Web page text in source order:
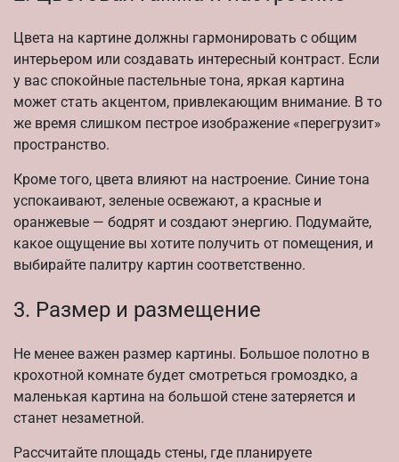
Цвета на картине должны гармонировать с общим
интерьером или создавать интересный контраст. Если
у вас спокойные пастельные тона, яркая картина
может стать акцентом, привлекающим внимание. В то
же время слишком пестрое изображение «перегрузит»
пространство.
Кроме того, цвета влияют на настроение. Синие тона
успокаивают, зеленые освежают, а красные и
оранжевые — бодрят и создают энергию. Подумайте,
какое ощущение вы хотите получить от помещения, и
выбирайте палитру картин соответственно.
3. Размер и размещение
Не менее важен размер картины. Большое полотно в
крохотной комнате будет смотреться громоздко, а
маленькая картина на большой стене затеряется и
станет незаметной.
Рассчитайте площадь стены, где планируете